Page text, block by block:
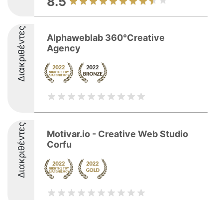
Διακριθέντες
Alphaweblab 360°Creative
Agency
Διακριθέντες
Motivar.io - Creative Web Studio
Corfu